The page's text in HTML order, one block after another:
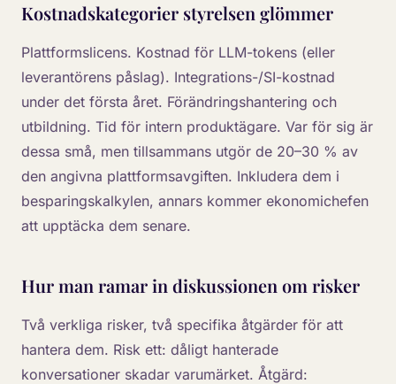
Kostnadskategorier styrelsen glömmer
Plattformslicens. Kostnad för LLM-tokens (eller
leverantörens påslag). Integrations-/SI-kostnad
under det första året. Förändringshantering och
utbildning. Tid för intern produktägare. Var för sig är
dessa små, men tillsammans utgör de 20–30 % av
den angivna plattformsavgiften. Inkludera dem i
besparingskalkylen, annars kommer ekonomichefen
att upptäcka dem senare.
Hur man ramar in diskussionen om risker
Två verkliga risker, två specifika åtgärder för att
hantera dem. Risk ett: dåligt hanterade
konversationer skadar varumärket. Åtgärd: